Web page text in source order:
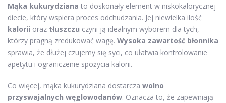
Mąka kukurydziana to doskonały element w niskokalorycznej
diecie, który wspiera proces odchudzania. Jej niewielka ilość
kalorii oraz tłuszczu czyni ją idealnym wyborem dla tych,
którzy pragną zredukować wagę. Wysoka zawartość błonnika
sprawia, że dłużej czujemy się syci, co ułatwia kontrolowanie
apetytu i ograniczenie spożycia kalorii.
Co więcej, mąka kukurydziana dostarcza wolno
przyswajalnych węglowodanów. Oznacza to, że zapewniają